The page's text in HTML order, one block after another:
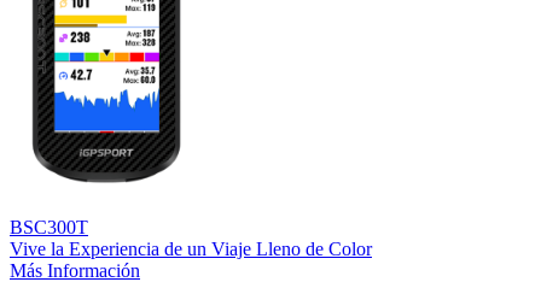
BSC300T
Vive la Experiencia de un Viaje Lleno de Color
Más Información